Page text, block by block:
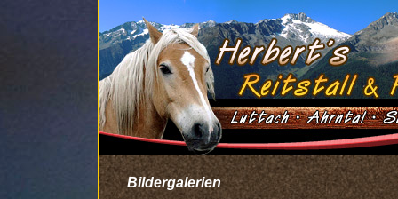
Bildergalerien